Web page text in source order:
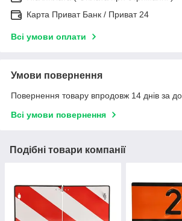
Карта Приват Банк / Приват 24
Всі умови оплати
Умови повернення
Повернення товару впродовж 14 днів за
Всі умови повернення
Подібні товари компанії